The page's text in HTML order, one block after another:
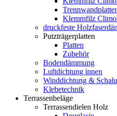
Klemmfilz
druckfeste
Putzträgerplatten
Platten
Zubehör
Bodendämmung
Luftdichtung innen
Winddichtung &
Klebetechnik
Terrassenbeläge
Terrassendielen Holz